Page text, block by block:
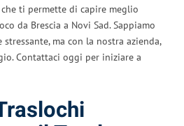
ti permette di capire meglio
da Brescia a Novi Sad. Sappiamo
ma con la nostra azienda,
Contattaci oggi per iniziare a